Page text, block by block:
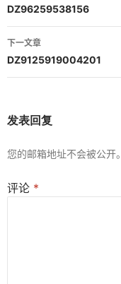
章
导
航
DZ96259538156
下一文章
DZ9125919004201
发表回复
您的邮箱地址不会被公开。
评论 *